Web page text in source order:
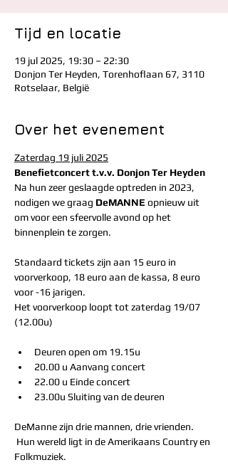
Tijd en locatie
19 jul 2025, 19:30 – 22:30
Donjon Ter Heyden, Torenhoflaan 67, 3110
Rotselaar, België
Over het evenement
Zaterdag 19 juli 2025
Benefietconcert t.v.v. Donjon Ter Heyden
Na hun zeer geslaagde optreden in 2023,
nodigen we graag DeMANNE opnieuw uit
om voor een sfeervolle avond op het
binnenplein te zorgen.
Standaard tickets zijn aan 15 euro in
voorverkoop, 18 euro aan de kassa, 8 euro
voor -16 jarigen.
Het voorverkoop loopt tot zaterdag 19/07
(12.00u)
Deuren open om 19.15u
20.00 u Aanvang concert
22.00 u Einde concert
23.00u Sluiting van de deuren
DeManne zijn drie mannen, drie vrienden.
Hun wereld ligt in de Amerikaans Country en
Folkmuziek.